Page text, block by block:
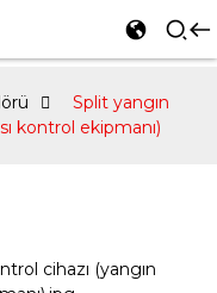
Split yangın
kontrol ekipmanı)